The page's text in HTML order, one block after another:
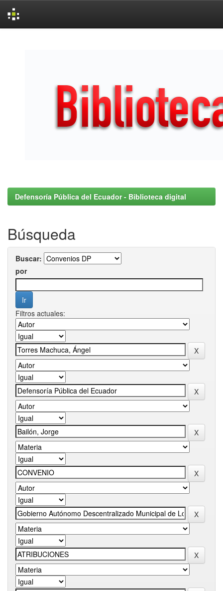
Defensoría Pública del Ecuador - Biblioteca digital
Búsqueda
Buscar:
por
Filtros actuales: